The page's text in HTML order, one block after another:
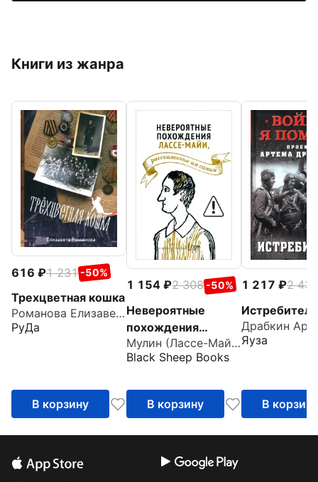
Книги из жанра
616 1 231 -50%
Трехцветная кошка
Романова Елизавета Сергеевна
РуДа
В корзину
1 154 2 308 -50%
Невероятные
похождения
Лассе-Майи,
рассказанные им
Мулин (Лассе-Майя) Ларс
Black Sheep Books
В корзину
1 217
2 433
Истребители
Яуза
В корзину